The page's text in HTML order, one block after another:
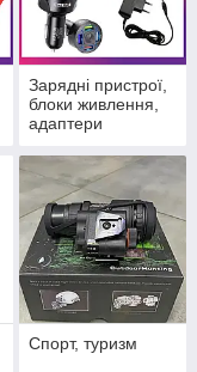
Зарядні пристрої,
блоки живлення,
адаптери
Спорт, туризм